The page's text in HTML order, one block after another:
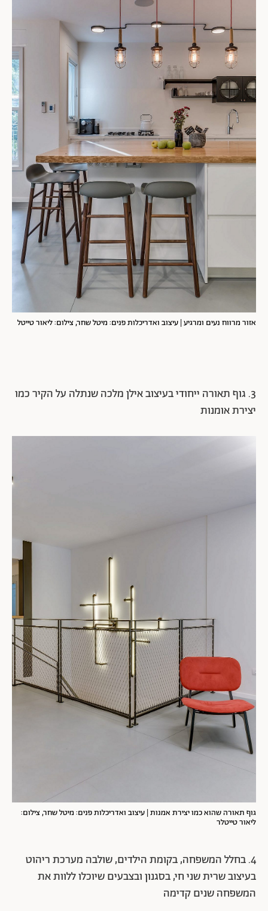
אזור מרווח נעים ומרגיע | עיצוב ואדריכלות פנים: מיטל שחר, צילום: ליאור טייטל
3. גוף תאורה ייחודי בעיצוב אילן מלכה שנתלה על הקיר כמו
יצירת אומנות
גוף תאורה שהוא כמו יצירת אמנות | עיצוב ואדריכלות פנים: מיטל שחר, צילום:
ליאור טייטלר
4. בחלל המשפחה, בקומת הילדים, שולבה מערכת ריהוט
בעיצוב שרית שני חי, בסגנון ובצבעים שיוכלו ללוות את
המשפחה שנים קדימה